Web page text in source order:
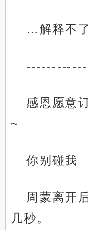
…解释不了
感恩愿意
~
你别碰我
周蒙离开
几秒。